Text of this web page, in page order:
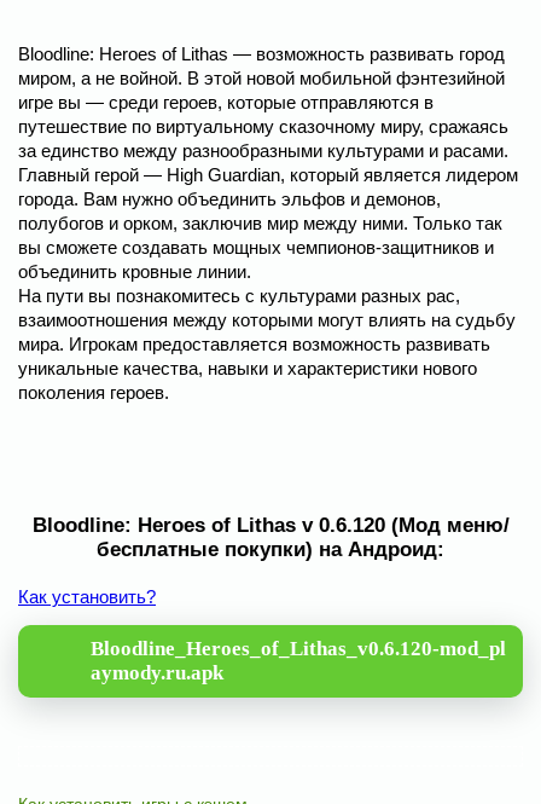
Bloodline: Heroes of Lithas — возможность развивать город
миром, а не войной. В этой новой мобильной фэнтезийной
игре вы — среди героев, которые отправляются в
путешествие по виртуальному сказочному миру, сражаясь
за единство между разнообразными культурами и расами.
Главный герой — High Guardian, который является лидером
города. Вам нужно объединить эльфов и демонов,
полубогов и орком, заключив мир между ними. Только так
вы сможете создавать мощных чемпионов-защитников и
объединить кровные линии.
На пути вы познакомитесь с культурами разных рас,
взаимоотношения между которыми могут влиять на судьбу
мира. Игрокам предоставляется возможность развивать
уникальные качества, навыки и характеристики нового
поколения героев.
Bloodline: Heroes of Lithas v 0.6.120 (Мод меню/
бесплатные покупки) на Андроид:
Как установить?
Bloodline_Heroes_of_Lithas_v0.6.120-mod_pl
aymody.ru.apk